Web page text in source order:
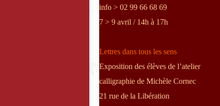
info > 02 99 66 68 69
7 > 9 avril / 14h à 17h
Lettres dans tous les sens
Exposition des élèves de l’atelier
calligraphie de Michèle Cornec
21 rue de la Libération